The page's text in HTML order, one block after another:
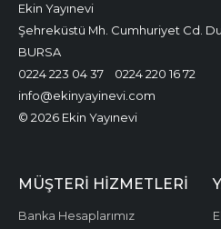
Ekin Yayınevi
Şehreküstü Mh. Cumhuriyet Cd.
BURSA
0224 223 04 37
0224 220 16 72
info@ekinyayinevi.com
© 2026 Ekin Yayınevi
MÜŞTERI HIZMETLERI
Banka Hesaplarımız